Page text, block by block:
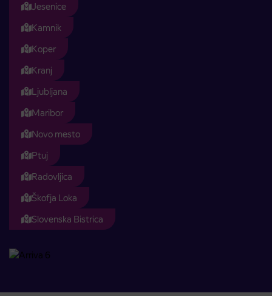
Jesenice
Kamnik
Koper
Kranj
Ljubljana
Maribor
Novo mesto
Ptuj
Radovljica
Škofja Loka
Slovenska Bistrica